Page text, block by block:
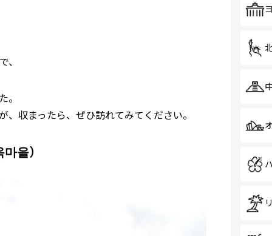
。
収まったら、ぜひ訪れてみてください。
을）